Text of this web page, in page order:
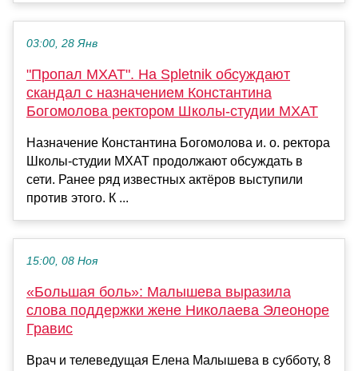
03:00, 28 Янв
"Пропал МХАТ". На Spletnik обсуждают
скандал с назначением Константина
Богомолова ректором Школы-студии МХАТ
Назначение Константина Богомолова и. о. ректора
Школы-студии МХАТ продолжают обсуждать в
сети. Ранее ряд известных актёров выступили
против этого. К ...
15:00, 08 Ноя
«Большая боль»: Малышева выразила
слова поддержки жене Николаева Элеоноре
Гравис
Врач и телеведущая Елена Малышева в субботу, 8